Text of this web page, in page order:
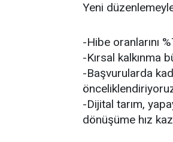
Yeni
-Hibe oranlarını
-Kırsal kalkınma
-Başvurularda
-Dijital tarım,
dönüşüme hız